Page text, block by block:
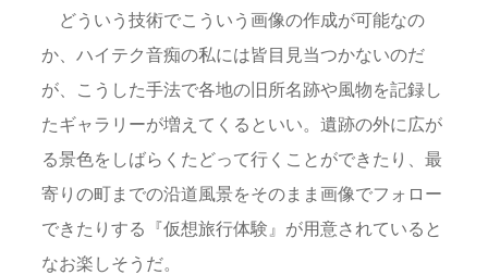
どういう技術でこういう画像の作成が可能なの
か、ハイテク音痴の私には皆目見当つかないのだ
が、こうした手法で各地の旧所名跡や風物を記録し
たギャラリーが増えてくるといい。遺跡の外に広が
る景色をしばらくたどって行くことができたり、最
寄りの町までの沿道風景をそのまま画像でフォロー
できたりする『仮想旅行体験』が用意されていると
なお楽しそうだ。